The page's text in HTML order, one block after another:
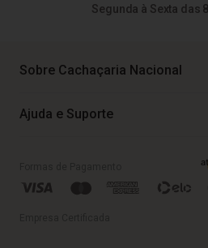
Segunda à Sexta das
Sobre Cachaçaria Nacional
Ajuda e Suporte